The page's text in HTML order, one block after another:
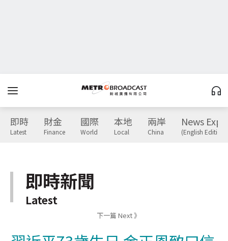
即時
Latest
財金
Finance
國際
World
本地
Local
兩岸
China
News
(English Edition)
即時新聞
Latest
下一篇 Next 》